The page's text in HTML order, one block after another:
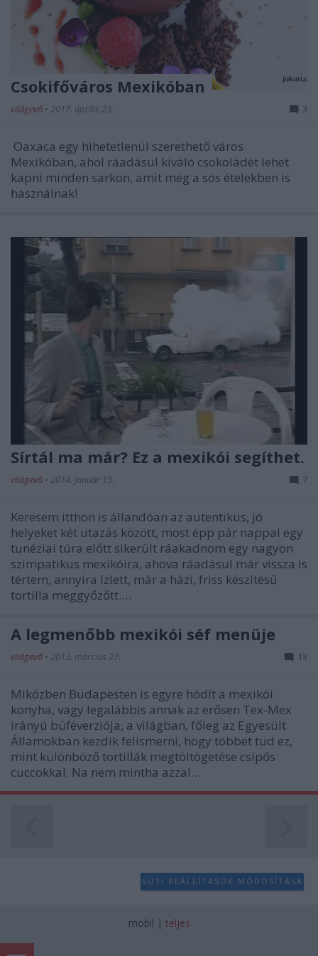
Csokifőváros Mexikóban
világevő • 2017. április 23. 3
Oaxaca egy hihetetlenül szerethető város
Mexikóban, ahol ráadásul kiváló csokoládét lehet
kapni minden sarkon, amit még a sós ételekben is
használnak!
Sírtál ma már? Ez a mexikói segíthet.
világevő • 2014. január 15. 7
Keresem itthon is állandóan az autentikus, jó
helyeket két utazás között, most épp pár nappal egy
tunéziai túra előtt sikerült ráakadnom egy nagyon
szimpatikus mexikóira, ahova ráadásul már vissza is
tértem, annyira ízlett, már a házi, friss készítésű
tortilla meggyőzőtt.…
A legmenőbb mexikói séf menüje
világevő • 2013. március 27. 13
Miközben Budapesten is egyre hódít a mexikói
konyha, vagy legalábbis annak az erősen Tex-Mex
irányú büféverziója, a világban, főleg az Egyesült
Államokban kezdik felismerni, hogy többet tud ez,
mint különböző tortillák megtöltögetése csípős
cuccokkal. Na nem mintha azzal…
SÜTI BEÁLLÍTÁSOK MÓDOSÍTÁSA
mobil | teljes